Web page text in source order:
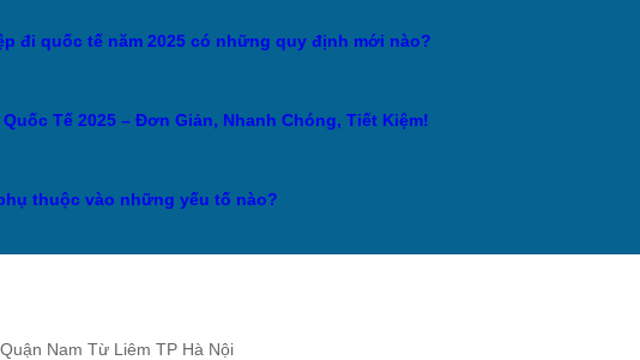
đi quốc tế năm 2025 có những quy định mới nào?
Tế 2025 – Đơn Giản, Nhanh Chóng, Tiết Kiệm!
thuộc vào những yếu tố nào?
Nam Từ Liêm TP Hà Nội